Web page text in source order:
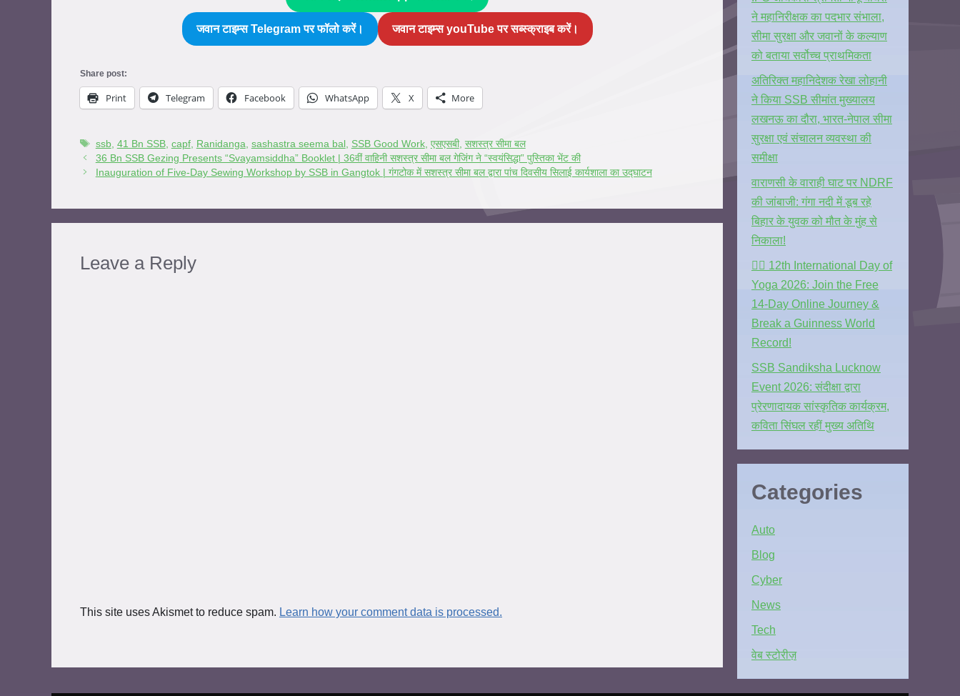
जवान टाइम्स Telegram पर फॉलो करें। जवान टाइम्स youTube पर सब्स्क्राइब करें।
Share post:
Print Telegram Facebook WhatsApp X More
ssb, 41 Bn SSB, capf, Ranidanga sashastra seema bal, SSB Good Work, एसएसबी, सशस्त्र सीमा बल
36 Bn SSB Gezing Presents “Svayamsiddha” Booklet | 36वीं वाहिनी सशस्त्र सीमा बल गेजिंग ने “स्वयंसिद्धा” पुस्तिका भेंट की
Inauguration of Five-Day Sewing Workshop by SSB in Gangtok | गंगटोक में सशस्त्र सीमा बल द्वारा पांच दिवसीय सिलाई कार्यशाला का उद्घाटन
Leave a Reply
This site uses Akismet to reduce spam. Learn how your comment data is processed.
ने महानिरीक्षक का पदभार संभाला,
सीमा सुरक्षा और जवानों के कल्याण
को बताया सर्वोच्च प्राथमिकता
अतिरिक्त महानिदेशक रेखा लोहानी
ने किया SSB सीमांत मुख्यालय
लखनऊ का दौरा, भारत-नेपाल सीमा
सुरक्षा एवं संचालन व्यवस्था की
समीक्षा
वाराणसी के वाराही घाट पर NDRF
की जांबाजी: गंगा नदी में डूब रहे
बिहार के युवक को मौत के मुंह से
निकाला!
🧘‍♂️ 12th International Day of
Yoga 2026: Join the Free
14-Day Online Journey &
Break a Guinness World
Record!
SSB Sandiksha Lucknow
Event 2026: संदीक्षा द्वारा
प्रेरणादायक सांस्कृतिक कार्यक्रम,
कविता सिंघल रहीं मुख्य अतिथि
Categories
Auto
Blog
Cyber
News
Tech
वेब स्टोरीज़